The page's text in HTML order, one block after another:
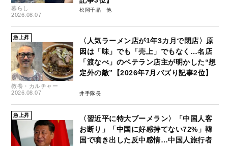
暮らし
2026.08.07
松岡千晶
急上昇
教養・カルチャー
2026.08.07
〈人気ラーメン店が1年3カ月で閉店〉原
因は「味」でも「売上」でもなく…名店
「渡なべ」のベテラン店主が明かした“想
定外の敵”【2026年7月バズり記事2位】
井手隊長
急上昇
〈習近平に特大ブーメラン〉「中国人客
お断り」「中国に好感持てない72%」韓
国で噴き出した反中感情…中国人旅行者